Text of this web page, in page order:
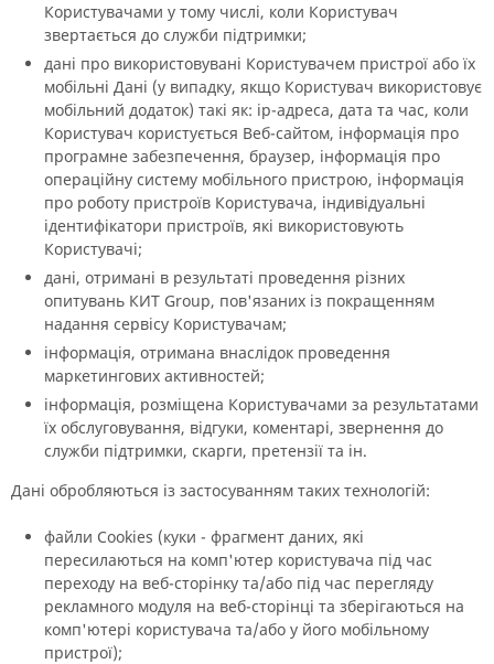
Користувачами у тому числі, коли Користувач
звертається до служби підтримки;
дані про використовувані Користувачем пристрої або їх
мобільні Дані (у випадку, якщо Користувач використовує
мобільний додаток) такі як: ip-адреса, дата та час, коли
Користувач користується Веб-сайтом, інформація про
програмне забезпечення, браузер, інформація про
операційну систему мобільного пристрою, інформація
про роботу пристроїв Користувача, індивідуальні
ідентифікатори пристроїв, які використовують
Користувачі;
дані, отримані в результаті проведення різних
опитувань КИТ Group, пов'язаних із покращенням
надання сервісу Користувачам;
інформація, отримана внаслідок проведення
маркетингових активностей;
інформація, розміщена Користувачами за результатами
їх обслуговування, відгуки, коментарі, звернення до
служби підтримки, скарги, претензії та ін.
Дані обробляються із застосуванням таких технологій:
файли Cookies (куки - фрагмент даних, які
пересилаються на комп'ютер користувача під час
переходу на веб-сторінку та/або під час перегляду
рекламного модуля на веб-сторінці та зберігаються на
комп'ютері користувача та/або у його мобільному
пристрої);